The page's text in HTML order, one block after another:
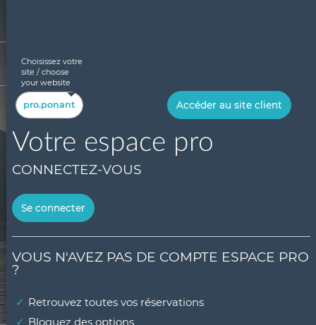
Bonjour
Choisissez votre
site / choose
your website
Accéder au site client
Votre espace pro
CONNECTEZ-VOUS
Se connecter
VOUS N'AVEZ PAS DE COMPTE ESPACE PRO
?
Retrouvez toutes vos réservations
Bloquez des options